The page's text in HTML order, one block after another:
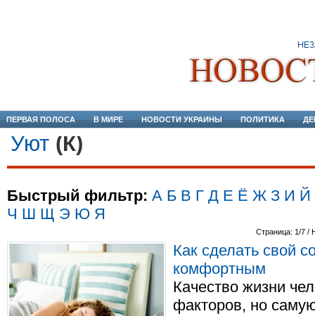
ПЕРВАЯ ПОЛОСА В МИРЕ НОВОСТИ УКРАИНЫ ПОЛИТИКА
Уют (К)
Быстрый фильтр: А Б В Г Д Е Ё Ж З И Й
Ч Ш Щ Э Ю Я
Страница: 1/7 /
Как сделать свой
комфортным
Качество жизни
факторов, но